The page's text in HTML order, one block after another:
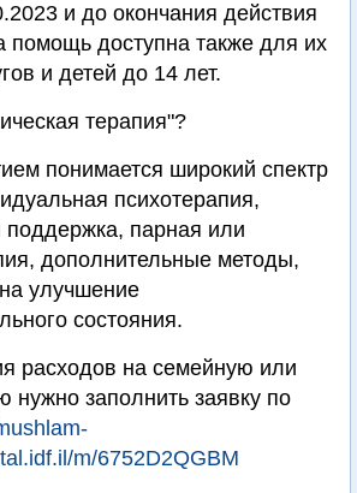
и до окончания действия
помощь доступна также для их
и детей до 14 лет.
терапия"?
понимается широкий спектр
психотерапия,
парная или
дополнительные методы,
улучшение
состояния.
расходов на семейную или
нужно заполнить заявку по
m/6752D2QGBM